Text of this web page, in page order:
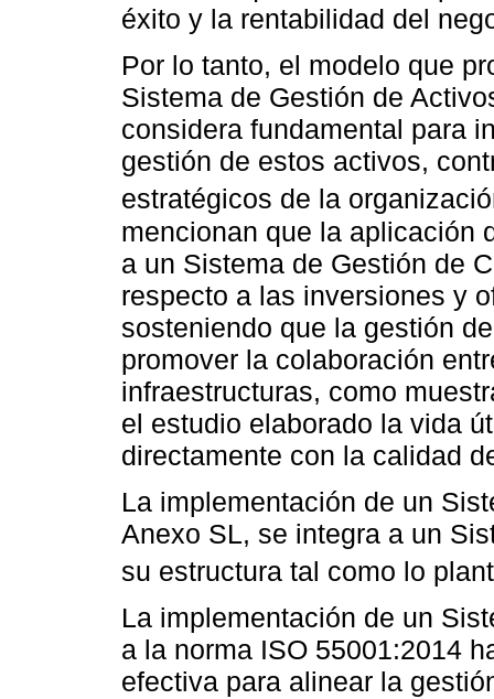
éxito y la rentabilidad del
Por lo tanto, el modelo que
Sistema de Gestión de
considera fundamental para
gestión de estos activos,
estratégicos de la
mencionan que la aplicación
a un Sistema de Gestión de
respecto a las inversiones y
sosteniendo que la gestión
promover la colaboración
infraestructuras, como
el estudio elaborado la vida
directamente con la calidad
La implementación de un
Anexo SL, se integra a un
su estructura tal como lo
La implementación de un
a la norma ISO 55001:2014
efectiva para alinear la